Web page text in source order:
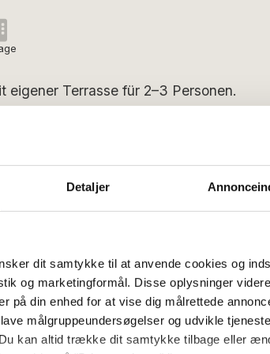
Detaljer
dit samtykke til at anvende cookies og
og marketingformål. Disse oplysninger
på din enhed for at vise dig målrettede
målgruppeundersøgelser og udvikle
kan altid trække dit samtykke tilbage eller
eigener Terrasse für 2–3 Personen.
dieser schönen Wohnung im Herzen
und ist wie folgt eingerichtet:
ausgestattet mit einer gut
der Wohnung. Ein
Wohnbereich, verfügt über ein
Das größere Schlafzimmer hat
zum Badezimmer der Wohnung mit
Bedrooms: 1
16:00 Check-out (spätestens): 10:00